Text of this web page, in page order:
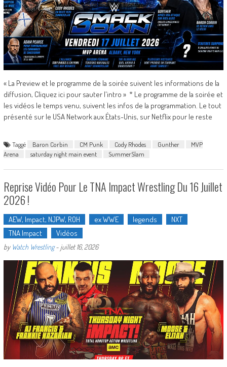
« La Preview et le programme de la soirée suivent les informations de la
diffusion, Cliquez ici pour sauter l'intro » * Le programme de la soirée et
les vidéos le temps venu, suivent les infos de la programmation. Le tout
présenté sur le USA Network aux États-Unis, sur Netflix pour le reste
Taggé Baron Corbin CM Punk Cody Rhodes Gunther
MVP
Arena
saturday night main event SummerSlam
Reprise Vidéo Pour Le TNA Impact Wrestling Du 16 Juillet
2026 !
AEW, Impact, NJPW, ROH ex WWE legends
NXT
TNA Impact
Vidéos
by Watch Wrestling- juillet 16, 2026